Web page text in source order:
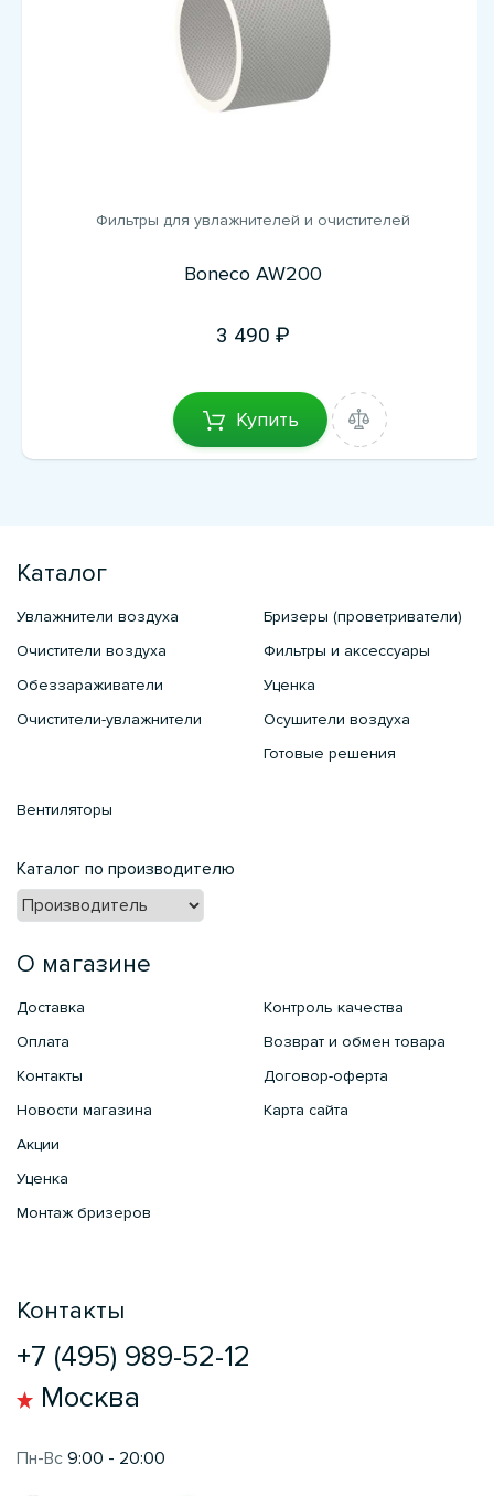
Фильтры для увлажнителей и очистителей
Boneco AW200
3 490
Купить
Каталог
Увлажнители воздуха
Очистители воздуха
Обеззараживатели
Очистители-увлажнители
Бризеры (проветриватели)
Фильтры и аксессуары
Уценка
Осушители воздуха
Готовые решения
Вентиляторы
Каталог по производителю
О магазине
Доставка
Оплата
Контакты
Новости магазина
Акции
Уценка
Монтаж бризеров
Контроль качества
Возврат и обмен товара
Договор-оферта
Карта сайта
Контакты
+7 (495) 989-52-12
Москва
Пн-Вс 9:00 - 20:00